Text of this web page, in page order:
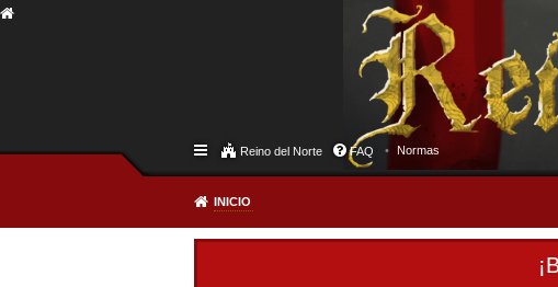
Reino del Norte FAQ Normas
INICIO